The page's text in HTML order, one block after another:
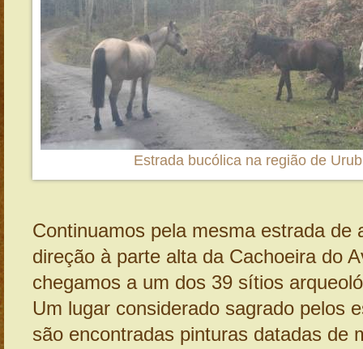
Estrada bucólica na região de
Continuamos pela mesma estrada de
direção à parte alta da Cachoeira do
chegamos a um dos 39 sítios
Um lugar considerado sagrado pelos
são encontradas pinturas datadas de